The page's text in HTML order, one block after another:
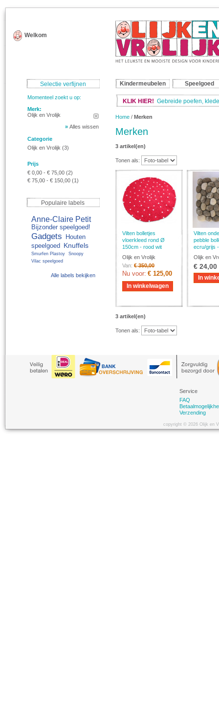
Welkom
Kindermeubelen Speelgoed
KLIK HIER! Gebreide poefen,
Home / Merken
Merken
3 artikel(en)
Tonen als:
Vilten bolletjes
vloerkleed rond Ø
150cm - rood wit
Olijk en Vrolijk
Van: € 350,00
Nu voor: € 125,00
In winkelwagen
Vilten
pebble
ecru/grijs
Olijk en
€ 24,00
In
3 artikel(en)
Tonen als:
Selectie verfijnen
Momenteel zoekt u op:
Merk:
Olijk en Vrolijk
» Alles wissen
Categorie
Olijk en Vrolijk (3)
Prijs
€ 0,00 - € 75,00 (2)
€ 75,00 - € 150,00 (1)
Populaire labels
Anne-Claire Petit
Bijzonder speelgoed!
Gadgets
Houten
speelgoed
Knuffels
Smurfen Plastoy
Snoopy
Vilac speelgoed
Alle labels bekijken
Service
FAQ
Verzending
copyright © 2026 Olijk en